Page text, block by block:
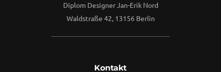
Diplom Designer Jan-Erik Nord
Waldstraße 42, 13156 Berlin
Kontakt